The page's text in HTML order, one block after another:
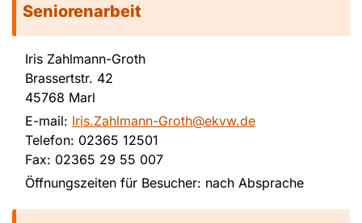
Seniorenarbeit
Iris Zahlmann-Groth
Brassertstr. 42
45768 Marl
E-mail: Iris.Zahlmann-Groth@ekvw.de
Telefon: 02365 12501
Fax: 02365 29 55 007
Öffnungszeiten für Besucher: nach Absprache